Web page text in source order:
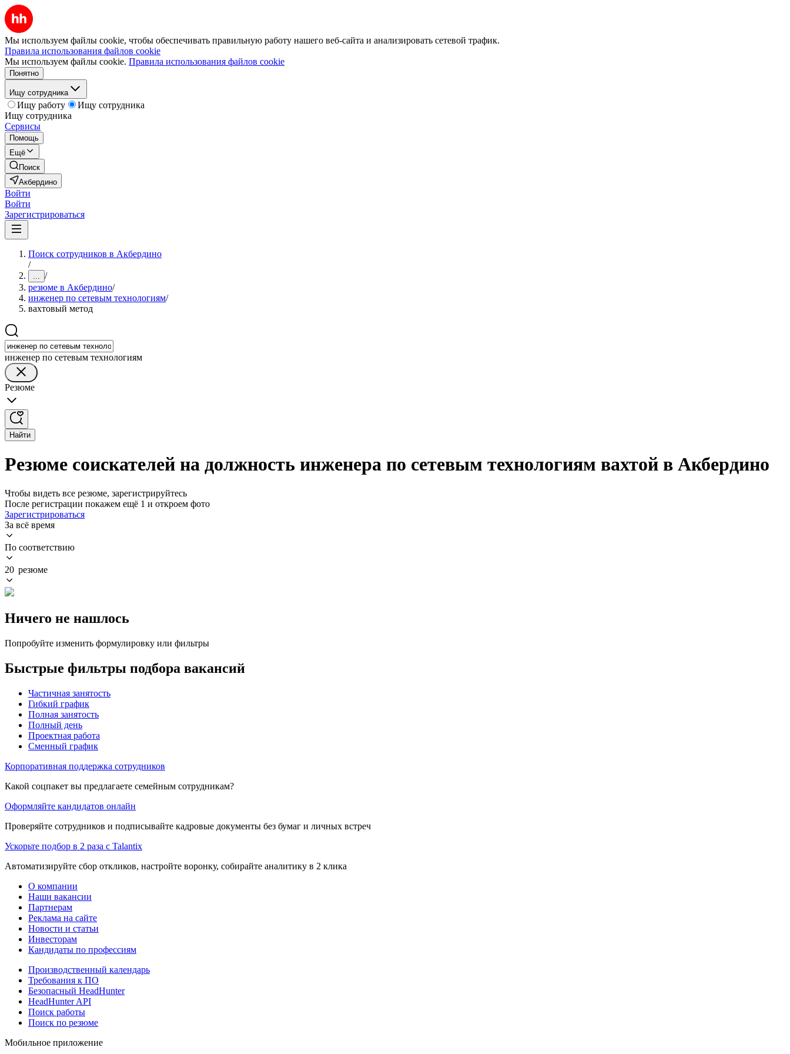
Мы используем файлы cookie, чтобы обеспечивать правильную работу нашего веб-сайта и анализировать сетевой трафик.
Правила использования файлов cookie
Мы используем файлы cookie. Правила использования файлов cookie
Понятно
Ищу сотрудника
Ищу работу
Ищу сотрудника
Ищу сотрудника
Сервисы
Помощь
Ещё
Поиск
Акбердино
Войти
Войти
Зарегистрироваться
Поиск сотрудников в Акбердино
/
... /
резюме в Акбердино/
инженер по сетевым технологиям/
вахтовый метод
инженер по сетевым технологиям
Резюме
Найти
Резюме соискателей на должность инженера по сетевым технологиям вахтой в Акбердино
Чтобы видеть все резюме, зарегистрируйтесь
После регистрации покажем ещё 1 и откроем фото
Зарегистрироваться
За всё время
По соответствию
20 резюме
Ничего не нашлось
Попробуйте изменить формулировку или фильтры
Быстрые фильтры подбора вакансий
Частичная занятость
Гибкий график
Полная занятость
Полный день
Проектная работа
Сменный график
Корпоративная поддержка сотрудников
Какой соцпакет вы предлагаете семейным сотрудникам?
Оформляйте кандидатов онлайн
Проверяйте сотрудников и подписывайте кадровые документы без бумаг и личных встреч
Ускорьте подбор в 2 раза с Talantix
Автоматизируйте сбор откликов, настройте воронку, собирайте аналитику в 2 клика
О компании
Наши вакансии
Партнерам
Реклама на сайте
Новости и статьи
Инвесторам
Кандидаты по профессиям
Производственный календарь
Требования к ПО
Безопасный HeadHunter
HeadHunter API
Поиск работы
Поиск по резюме
Мобильное приложение